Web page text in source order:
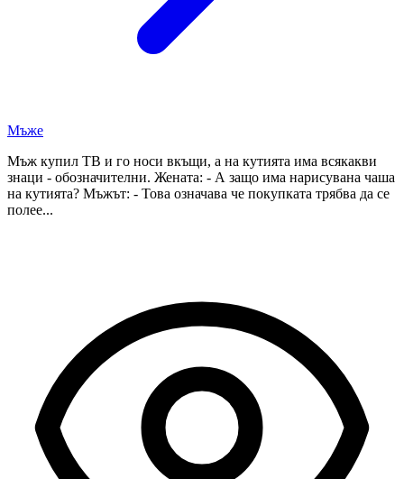
Мъже
Мъж купил ТВ и го носи вкъщи, а на кутията има всякакви
знаци - обозначителни. Жената: - А защо има нарисувана чаша
на кутията? Мъжът: - Това означава че покупката трябва да се
полее...